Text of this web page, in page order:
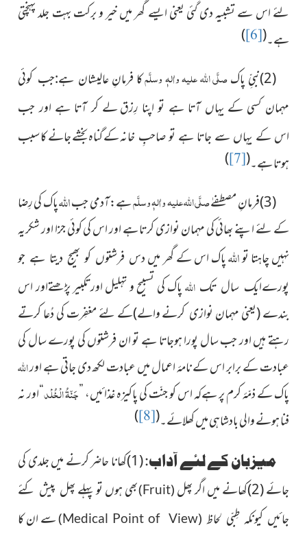
لئے اس سے تشبیہ دی گئی یعنی ایسے گھر میں خیر و برکت بہت جلد پہنچتی
ہے۔(
[6]
)
(2)نبیِّ پاک
صلَّی اللہ علیہ واٰلہٖ وسلَّمکا فرمانِ عالیشان ہے:جب کوئی
مہمان کسی کے یہاں آتا ہے تو اپنا رِزقلے کر آتا ہے اور جب
اس کے یہاں سے جاتا ہے تو صاحبِ خانہکے گناہ بخشے جانے کا سبب
ہوتا ہے۔(
[7]
)
(3)فرمانِ مصطفےٰ
صلَّی اللہ علیہ واٰلہٖ وسلَّمہے:آدمی جباللہپاک کی رِضا
کے لئے اپنے بھائی کی مہمان نوازی کرتا ہے اور اس کی کوئی جزا اور شکریہ
نہیں چاہتا تواللہپاک اس کے گھر میںدس فرشتوں کو بھیج دیتا ہے جو
پورےایک سال تکاللہپاککی تسبیح و تہلیل اورتکبیر پڑھتےاور اس
بندے(یعنی مہماننوازی کرنے والے)کے لئے مغفِرت کی دُعا کرتے
رہتے ہیں اور جب سال پورا ہوجاتا ہے تو ان فرشتوں کی پورے سال کی
عبادت کے برابر اس کے نامۂ اعمال میں عبادت لکھ دی جاتی ہے اوراللہ
پاک کے ذمّۂ کرم پر ہےکہ اس کو جنّت کی پاکیزہ غذائیں، ”جَنّۃُ الْخُلْد“اور نہ
فنا ہونے والی بادشاہی میں کھلائے۔(
[8]
)
میزبان کے لئے آداب:(1)کھانا حاضر کرنے میں جلدی
کی
جائے (2)کھانے میں اگر پھل
(
Fruit
)بھی ہوں تو پہلےپھل پیش کئے
جائیں کیونکہ طِبّی لحاظ (
Medical Point of View
)سے ان کا